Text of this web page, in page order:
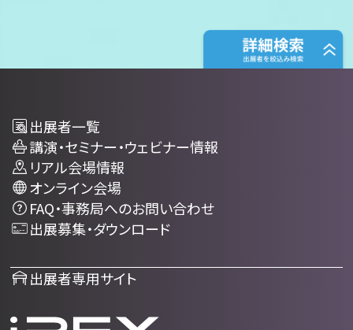
出展者一覧
講演・セミナー・ウェビナー情報
リアル会場情報
オンライン会場
FAQ・事務局へのお問い合わせ
出展募集・ダウンロード
出展者専用サイト